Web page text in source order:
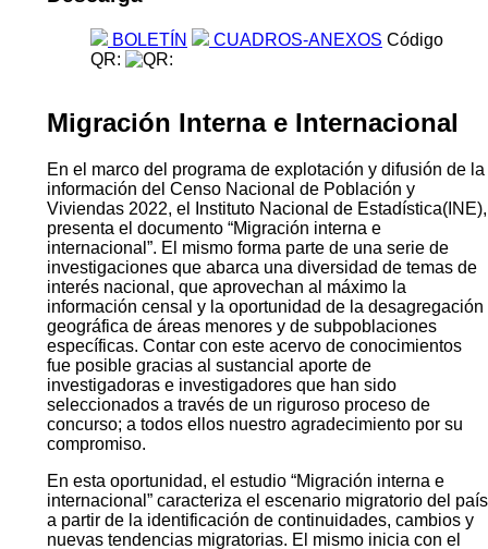
BOLETÍN CUADROS-ANEXOS Código
QR:
Migración Interna e Internacional
En el marco del programa de explotación y difusión de la
información del Censo Nacional de Población y
Viviendas 2022, el Instituto Nacional de Estadística(INE),
presenta el documento “Migración interna e
internacional”. El mismo forma parte de una serie de
investigaciones que abarca una diversidad de temas de
interés nacional, que aprovechan al máximo la
información censal y la oportunidad de la desagregación
geográfica de áreas menores y de subpoblaciones
específicas. Contar con este acervo de conocimientos
fue posible gracias al sustancial aporte de
investigadoras e investigadores que han sido
seleccionados a través de un riguroso proceso de
concurso; a todos ellos nuestro agradecimiento por su
compromiso.
En esta oportunidad, el estudio “Migración interna e
internacional” caracteriza el escenario migratorio del país
a partir de la identificación de continuidades, cambios y
nuevas tendencias migratorias. El mismo inicia con el